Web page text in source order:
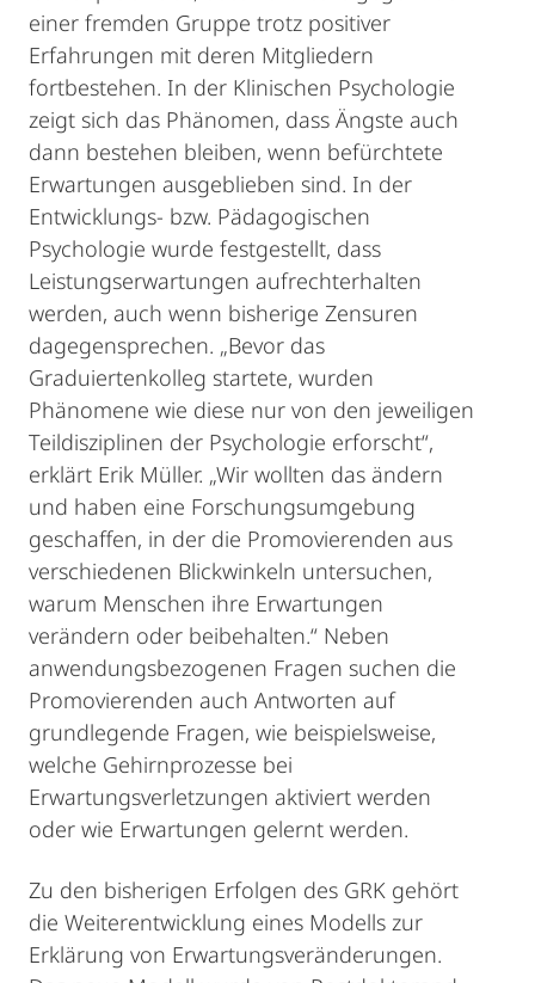
einer fremden Gruppe trotz positiver
Erfahrungen mit deren Mitgliedern
fortbestehen. In der Klinischen Psychologie
zeigt sich das Phänomen, dass Ängste auch
dann bestehen bleiben, wenn befürchtete
Erwartungen ausgeblieben sind. In der
Entwicklungs- bzw. Pädagogischen
Psychologie wurde festgestellt, dass
Leistungserwartungen aufrechterhalten
werden, auch wenn bisherige Zensuren
dagegensprechen. „Bevor das
Graduiertenkolleg startete, wurden
Phänomene wie diese nur von den jeweiligen
Teildisziplinen der Psychologie erforscht“,
erklärt Erik Müller. „Wir wollten das ändern
und haben eine Forschungsumgebung
geschaffen, in der die Promovierenden aus
verschiedenen Blickwinkeln untersuchen,
warum Menschen ihre Erwartungen
verändern oder beibehalten.“ Neben
anwendungsbezogenen Fragen suchen die
Promovierenden auch Antworten auf
grundlegende Fragen, wie beispielsweise,
welche Gehirnprozesse bei
Erwartungsverletzungen aktiviert werden
oder wie Erwartungen gelernt werden.
Zu den bisherigen Erfolgen des GRK gehört
die Weiterentwicklung eines Modells zur
Erklärung von Erwartungsveränderungen.